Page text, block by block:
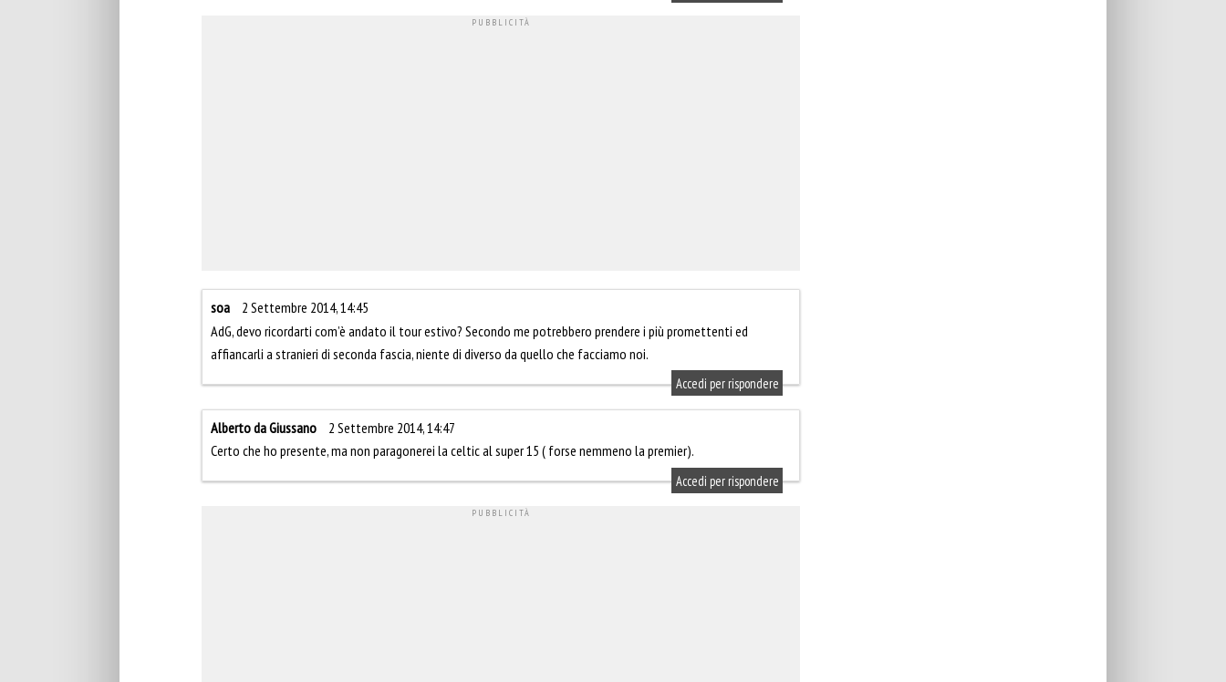
soa
2 Settembre 2014, 14:45
AdG, devo ricordarti com’è andato il tour estivo? Secondo me potrebbero prendere i più promettenti ed
affiancarli a stranieri di seconda fascia, niente di diverso da quello che facciamo noi.
Accedi per rispondere
Alberto da Giussano
2 Settembre 2014, 14:47
Certo che ho presente, ma non paragonerei la celtic al super 15 ( forse nemmeno la premier).
Accedi per rispondere